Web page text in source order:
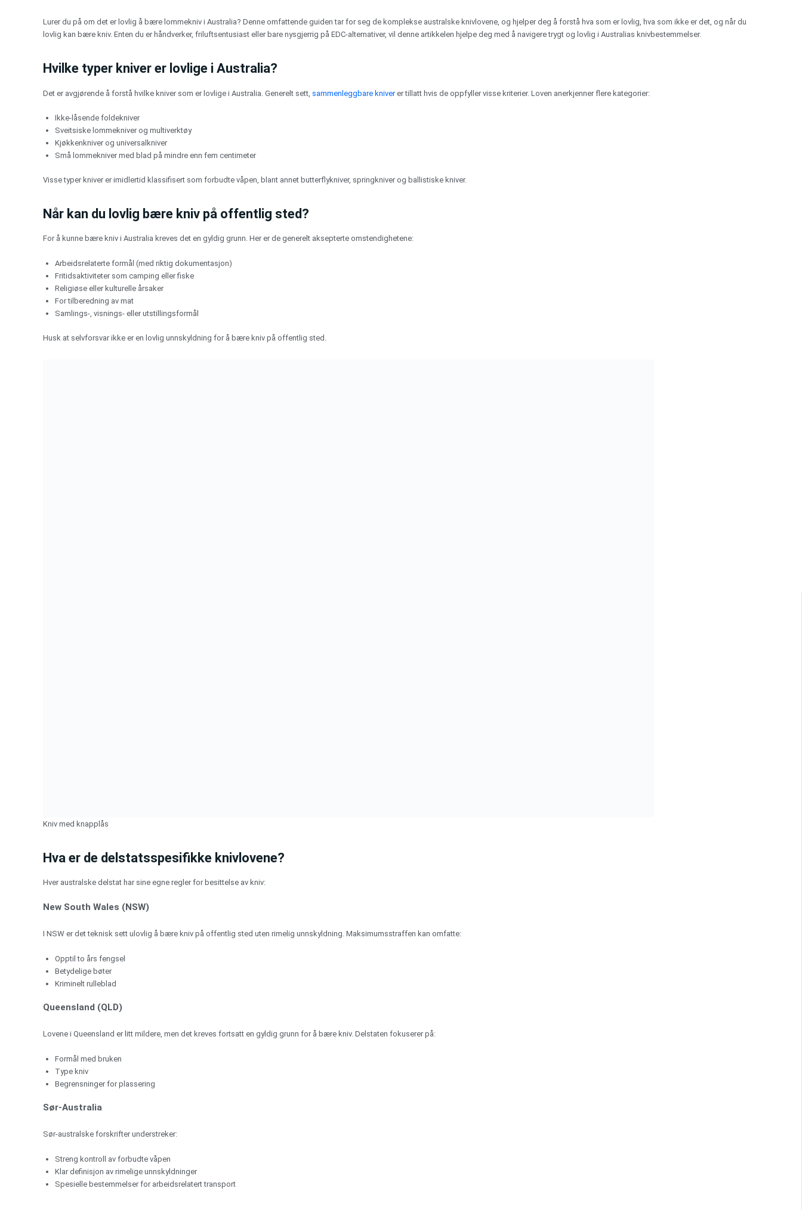
Lurer du på om det er lovlig å bære lommekniv i Australia? Denne omfattende guiden tar for seg de komplekse australske knivlovene, og hjelper deg å forstå hva som er lovlig, hva som ikke er det, og når du
lovlig kan bære kniv. Enten du er håndverker, friluftsentusiast eller bare nysgjerrig på EDC-alternativer, vil denne artikkelen hjelpe deg med å navigere trygt og lovlig i Australias knivbestemmelser.
Hvilke typer kniver er lovlige i Australia?
Det er avgjørende å forstå hvilke kniver som er lovlige i Australia. Generelt sett, sammenleggbare kniverer tillatt hvis de oppfyller visse kriterier. Loven anerkjenner flere kategorier:
Ikke-låsende foldekniver
Sveitsiske lommekniver og multiverktøy
Kjøkkenkniver og universalkniver
Små lommekniver med blad på mindre enn fem centimeter
Visse typer kniver er imidlertid klassifisert som forbudte våpen, blant annet butterflykniver, springkniver og ballistiske kniver.
Når kan du lovlig bære kniv på offentlig sted?
For å kunne bære kniv i Australia kreves det en gyldig grunn. Her er de generelt aksepterte omstendighetene:
Arbeidsrelaterte formål (med riktig dokumentasjon)
Fritidsaktiviteter som camping eller fiske
Religiøse eller kulturelle årsaker
For tilberedning av mat
Samlings-, visnings- eller utstillingsformål
Husk at selvforsvar ikke er en lovlig unnskyldning for å bære kniv på offentlig sted.
Kniv med knapplås
Hva er de delstatsspesifikke knivlovene?
Hver australske delstat har sine egne regler for besittelse av kniv:
New South Wales (NSW)
I NSW er det teknisk sett ulovlig å bære kniv på offentlig sted uten rimelig unnskyldning. Maksimumsstraffen kan omfatte:
Opptil to års fengsel
Betydelige bøter
Kriminelt rulleblad
Queensland (QLD)
Lovene i Queensland er litt mildere, men det kreves fortsatt en gyldig grunn for å bære kniv. Delstaten fokuserer på:
Formål med bruken
Type kniv
Begrensninger for plassering
Sør-Australia
Sør-australske forskrifter understreker:
Streng kontroll av forbudte våpen
Klar definisjon av rimelige unnskyldninger
Spesielle bestemmelser for arbeidsrelatert transport